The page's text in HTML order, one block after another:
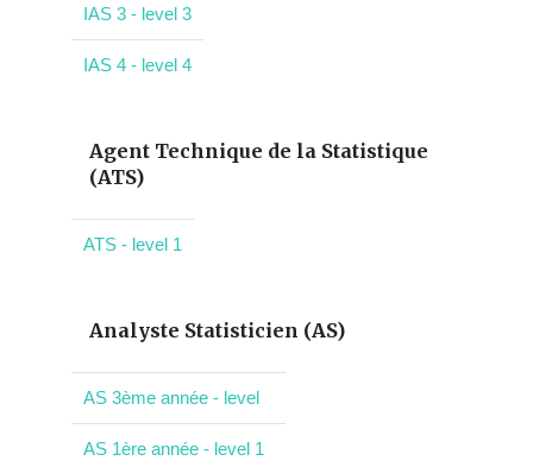
IAS 3 - level 3
IAS 4 - level 4
Agent Technique de la Statistique
(ATS)
ATS - level 1
Analyste Statisticien (AS)
AS 3ème année - level
AS 1ère année - level 1